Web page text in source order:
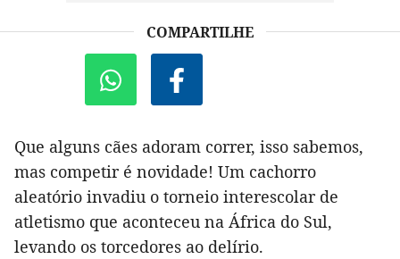
COMPARTILHE
Que alguns cães adoram correr, isso sabemos,
mas competir é novidade! Um cachorro
aleatório invadiu o torneio interescolar de
atletismo que aconteceu na África do Sul,
levando os torcedores ao delírio.